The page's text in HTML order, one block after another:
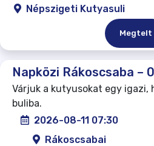
Népszigeti Kutyasuli
Megtelt
Napközi Rákoscsaba –
Várjuk a kutyusokat egy igazi,
buliba.
2026-08-11 07:30
Rákoscsabai